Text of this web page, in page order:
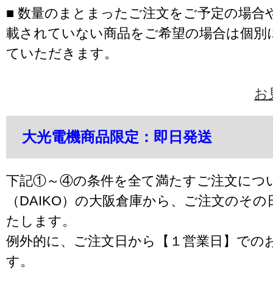
■ 数量のまとまったご注文をご予定の場合
載されていない商品をご希望の場合は個別
ていただきます。
お
大光電機商品限定：即日発送
下記①～④の条件を全て満たすご注文につ
（DAIKO）の大阪倉庫から、ご注文のそ
たします。
例外的に、ご注文日から【１営業日】での
す。